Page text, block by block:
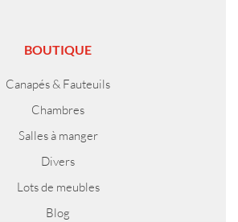
BOUTIQUE
Canapés & Fauteuils
Chambres
Salles à manger
Divers
Lots de meubles
Blog